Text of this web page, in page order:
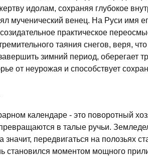
идолам, сохраняя глубокое
мученический венец. На Руси имя
практическое
таяния снегов, веря,
зимний период, оберегает
от неурожая и способствует
календаре - это поворотный
в талые ручьи.
передвигаться на полозьях
становился моментом мощного